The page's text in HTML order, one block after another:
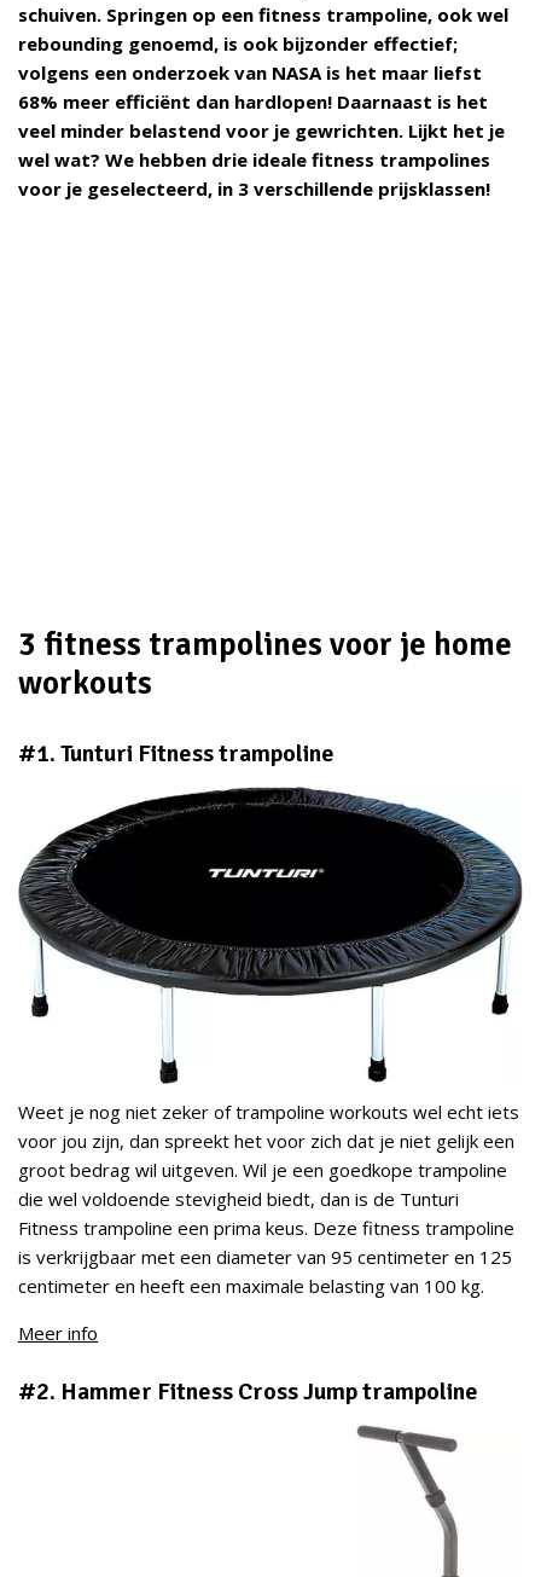
schuiven. Springen op een fitness trampoline, ook wel
rebounding genoemd, is ook bijzonder effectief;
volgens een onderzoek van NASA is het maar liefst
68% meer efficiënt dan hardlopen! Daarnaast is het
veel minder belastend voor je gewrichten. Lijkt het je
wel wat? We hebben drie ideale fitness trampolines
voor je geselecteerd, in 3 verschillende prijsklassen!
3 fitness trampolines voor je home
workouts
#1. Tunturi Fitness trampoline
Weet je nog niet zeker of trampoline workouts wel echt iets
voor jou zijn, dan spreekt het voor zich dat je niet gelijk een
groot bedrag wil uitgeven. Wil je een goedkope trampoline
die wel voldoende stevigheid biedt, dan is de Tunturi
Fitness trampoline een prima keus. Deze fitness trampoline
is verkrijgbaar met een diameter van 95 centimeter en 125
centimeter en heeft een maximale belasting van 100 kg.
Meer info
#2. Hammer Fitness Cross Jump trampoline